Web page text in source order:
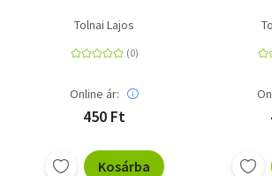
Tolnai Lajos
Online ár:
450 Ft
Kosárba